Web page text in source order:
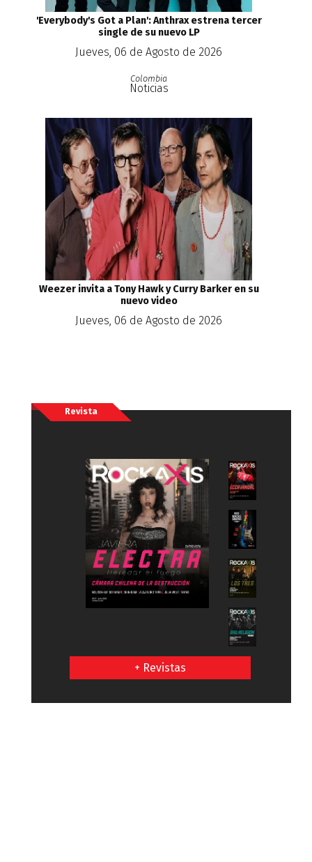
'Everybody's Got a Plan': Anthrax estrena tercer
single de su nuevo LP
Jueves, 06 de Agosto de 2026
Colombia
Noticias
Weezer invita a Tony Hawk y Curry Barker en su
nuevo video
Jueves, 06 de Agosto de 2026
Revista
+ Revistas